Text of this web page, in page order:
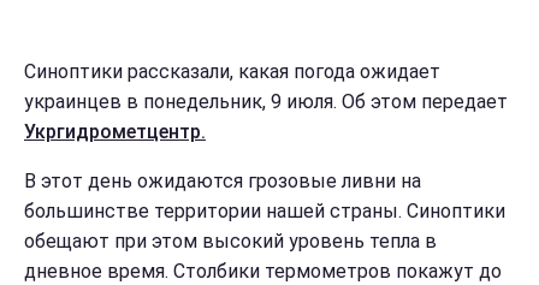
Синоптики рассказали, какая погода ожидает
украинцев в понедельник, 9 июля. Об этом передает
Укргидрометцентр.
В этот день ожидаются грозовые ливни на
большинстве территории нашей страны. Синоптики
обещают при этом высокий уровень тепла в
дневное время. Столбики термометров покажут до